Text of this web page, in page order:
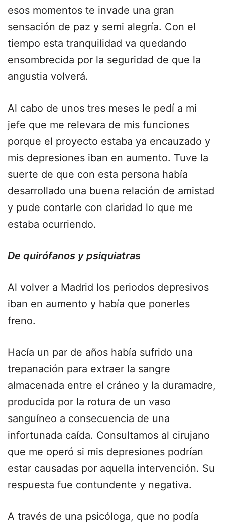
esos momentos te invade una gran
sensación de paz y semi alegría. Con el
tiempo esta tranquilidad va quedando
ensombrecida por la seguridad de que la
angustia volverá.
Al cabo de unos tres meses le pedí a mi
jefe que me relevara de mis funciones
porque el proyecto estaba ya encauzado y
mis depresiones iban en aumento. Tuve la
suerte de que con esta persona había
desarrollado una buena relación de amistad
y pude contarle con claridad lo que me
estaba ocurriendo.
De quirófanos y psiquiatras
Al volver a Madrid los periodos depresivos
iban en aumento y había que ponerles
freno.
Hacía un par de años había sufrido una
trepanación para extraer la sangre
almacenada entre el cráneo y la duramadre,
producida por la rotura de un vaso
sanguíneo a consecuencia de una
infortunada caída. Consultamos al cirujano
que me operó si mis depresiones podrían
estar causadas por aquella intervención. Su
respuesta fue contundente y negativa.
A través de una psicóloga, que no podía